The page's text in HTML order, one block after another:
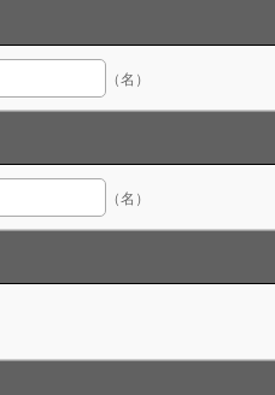
（名）
（名）